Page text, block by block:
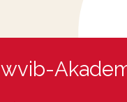
wvib-